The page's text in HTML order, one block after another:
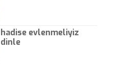
hadise evlenmeliyiz
dinle